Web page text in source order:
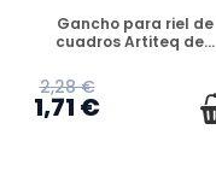
DISPONIBLE
Gancho para riel de
cuadros Artiteq de...
2,28 €
1,71 €